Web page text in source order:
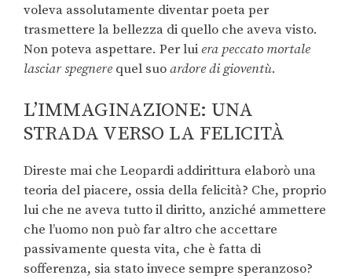
voleva assolutamente diventar poeta per
trasmettere la bellezza di quello che aveva visto.
Non poteva aspettare. Per lui era peccato mortale
lasciar spegnere quel suoardore di gioventù.
L’IMMAGINAZIONE: UNA
STRADA VERSO LA FELICITÀ
Direste mai che Leopardi addirittura elaborò una
teoria del piacere, ossia della felicità? Che, proprio
lui che ne aveva tutto il diritto, anziché ammettere
che l’uomo non può far altro che accettare
passivamente questa vita, che è fatta di
sofferenza, sia stato invece sempre speranzoso?